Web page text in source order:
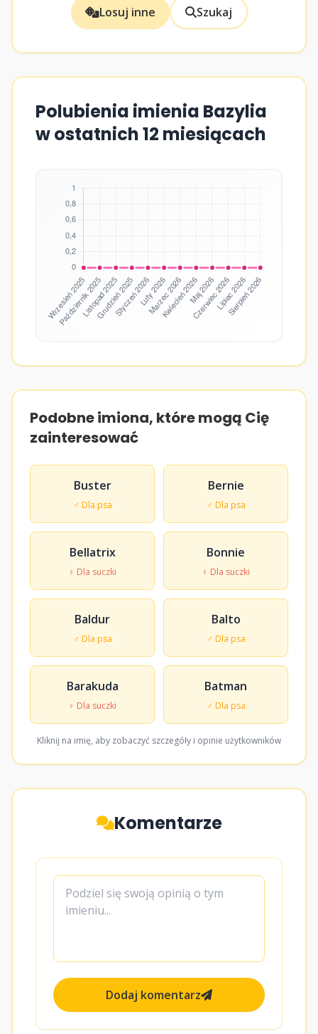
Losuj inne Szukaj
Polubienia imienia Bazylia
w ostatnich 12 miesiącach
Podobne imiona, które mogą Cię
zainteresować
Buster
♂ Dla psa
Bernie
♂ Dla psa
Bellatrix
♀ Dla suczki
Bonnie
♀ Dla suczki
Baldur
♂ Dla psa
Balto
♂ Dla psa
Barakuda
♀ Dla suczki
Batman
♂ Dla psa
Kliknij na imię, aby zobaczyć szczegóły i opinie użytkowników
Komentarze
Dodaj komentarz